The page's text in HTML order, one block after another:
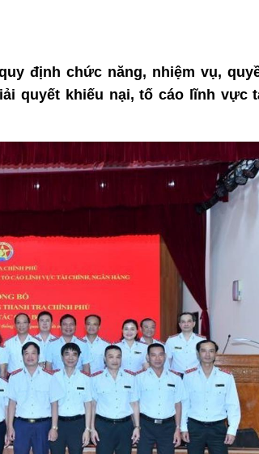
định chức năng, nhiệm vụ,
quyết khiếu nại, tố cáo lĩnh vực